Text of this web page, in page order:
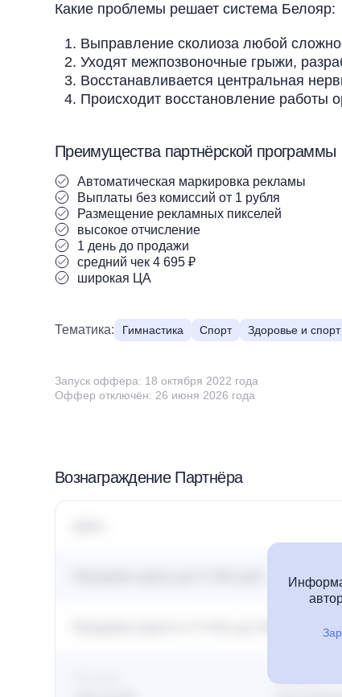
Какие проблемы решает система Белояр:
Выправление сколиоза любой
Уходят межпозвоночные грыжи,
Восстанавливается центральная
Происходит восстановление работы
Преимущества партнёрской программы
Автоматическая маркировка рекламы
Выплаты без комиссий от 1 рубля
Размещение рекламных пикселей
высокое отчисление
1 день до продажи
средний чек 4 695 ₽
широкая ЦА
Тематика: Гимнастика Спорт Здоровье и спорт
Запуск оффера: 18 октября 2022 года
Оффер отключён: 26 июня 2026 года
Вознаграждение Партнёра
Продажа курса от 5 001 до 30 000 руб.